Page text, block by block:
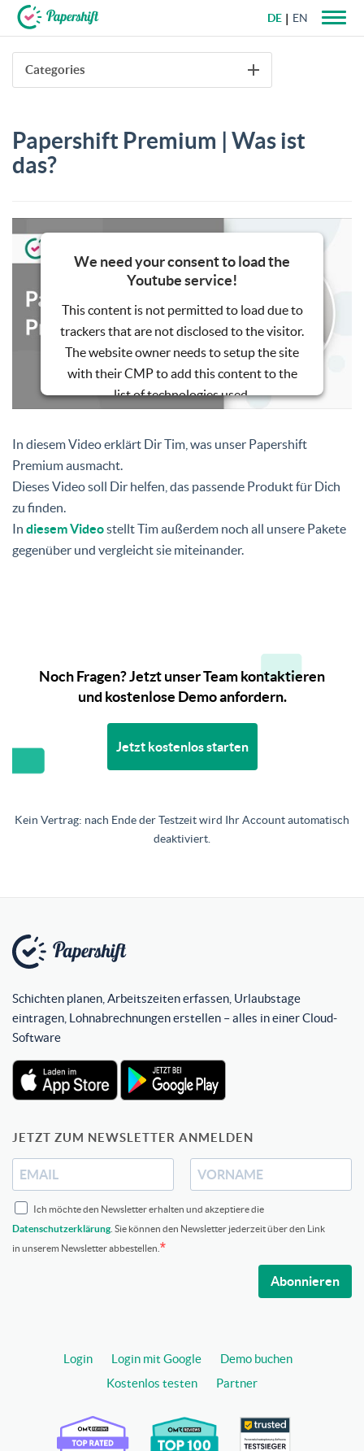
+49 721 50 95 79 69
DE EN
Categories
Papershift Premium | Was ist
das?
We need your consent to load the
Youtube service!
This content is not permitted to load due to
trackers that are not disclosed to the visitor.
The website owner needs to setup the site
with their CMP to add this content to the
list of technologies used.
Powered byUsercentrics Consent
In diesem Video erklärt Dir Tim, was unser Papershift
Premium ausmacht.
Dieses Video soll Dir helfen, das passende Produkt für Dich
zu finden.
In diesem Videostellt Tim außerdem noch all unsere Pakete
gegenüber und vergleicht sie miteinander.
Noch Fragen? Jetzt unser Team kontaktieren
und kostenlose Demo anfordern.
Jetzt kostenlos starten
Kein Vertrag: nach Ende der Testzeit wird Ihr Account automatisch
deaktiviert.
Schichten planen, Arbeitszeiten erfassen, Urlaubstage
eintragen, Lohnabrechnungen erstellen – alles in einer Cloud-
Software
JETZT ZUM NEWSLETTER ANMELDEN
Ich möchte den Newsletter erhalten und akzeptiere die
Datenschutzerklärung . Sie können den Newsletter jederzeit über den Link
in unserem Newsletter abbestellen.
Abonnieren
Login Login mit Google
Demo buchen
Kostenlos testen
Partner